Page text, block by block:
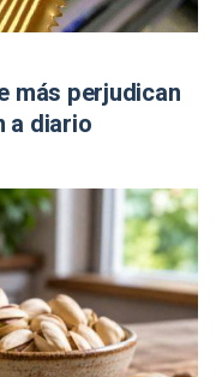
más perjudican
a diario